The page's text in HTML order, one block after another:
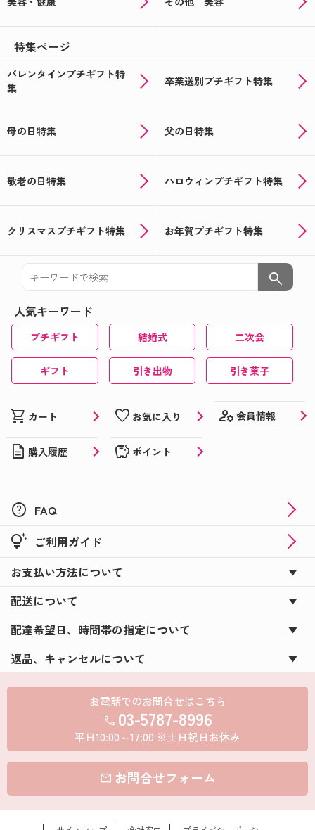
特集ページ
バレンタインプチギフト特
集
卒業送別プチギフト特集
母の日特集 父の日特集
敬老の日特集 ハロウィンプチギフト特集
クリスマスプチギフト特集 お年賀プチギフト特集
search
人気キーワード
プチギフト 結婚式 二次会
ギフト 引き出物 引き菓子
shopping_cart カート favorite お気に入り manage_accounts 会員情報
description 購入履歴 savings ポイント
help FAQ
tips_and_updates ご利用ガイド
お支払い方法について
配送について
配達希望日、時間帯の指定について
返品、キャンセルについて
お電話でのお問合せはこちら
call 03-5787-8996
平日10:00～17:00 ※土日祝日お休み
mail お問合せフォーム